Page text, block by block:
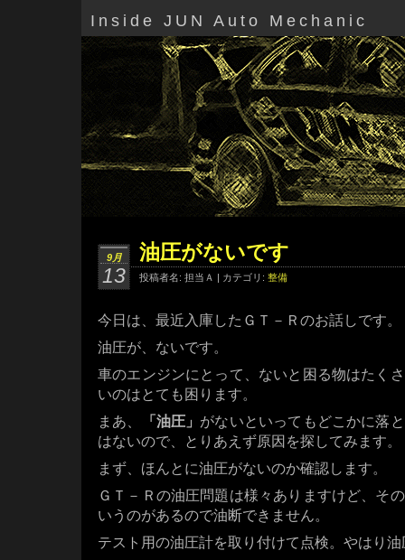
Inside JUN Auto Mechanic
9月
13
油圧がないです
投稿者名: 担当Ａ | カテゴリ: 整備
今日は、最近入庫したＧＴ－Ｒのお話しです。
油圧が、ないです。
車のエンジンにとって、ないと困る物はたく
いのはとても困ります。
まあ、
「油圧」 がないといってもどこかに落
はないので、とりあえず原因を探してみます。
まず、ほんとに油圧がないのか確認します。
ＧＴ－Ｒの油圧問題は様々ありますけど、そ
いうのがあるので油断できません。
テスト用の油圧計を取り付けて点検。やはり